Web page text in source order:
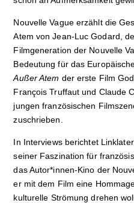
Nouvelle Vague erzählt die
Atem von Jean-Luc Godard,
Filmgeneration der Nouvelle
Bedeutung für das
Außer Atem der erste Film
François Truffaut und Claude
jungen französischen
zuschrieben.
In Interviews berichtet
seiner Faszination für
das Autor*innen-Kino der
er mit dem Film eine
kulturelle Strömung drehen